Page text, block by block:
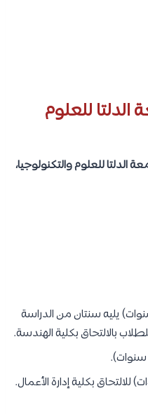
للعلوم
للعلوم والتكنولوجيا،
يليه سنتان من الدراسة
بالالتحاق بكلية الهندسة.
سنوات).
للالتحاق بكلية إدارة الأعمال.